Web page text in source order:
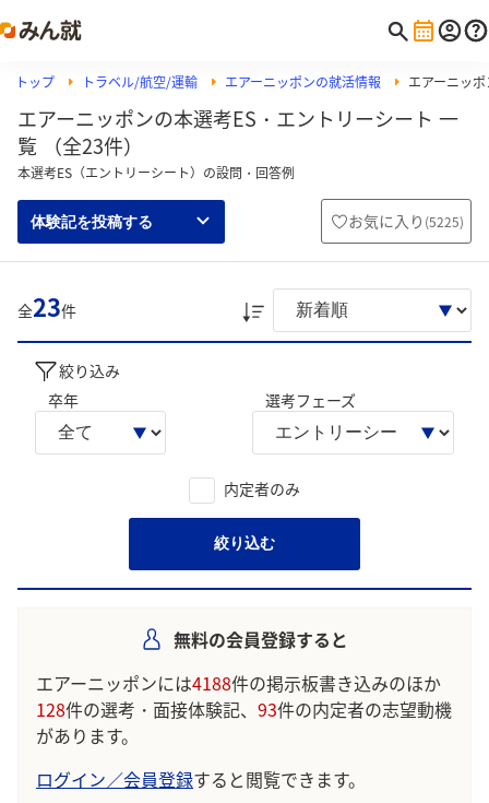
トップ トラベル/航空/運輸 エアーニッポンの就活情報 エアーニッ
エアーニッポンの本選考ES・エントリーシート 一
覧 （全23件）
本選考ES（エントリーシート）の設問・回答例
体験記を投稿する お気に入り (5225)
全23件
絞り込み
卒年
選考フェーズ
内定者のみ
絞り込む
無料の会員登録すると
エアーニッポンには4188件の掲示板書き込みのほか
128件の選考・面接体験記、 93件の内定者の志望動機
があります。
ログイン／会員登録すると閲覧できます。